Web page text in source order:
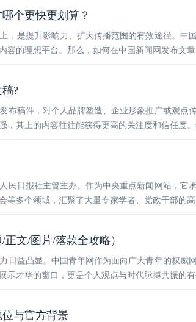
个更快更划算？
，是提升影响力、扩大传播范围的有效途径。中
容的理想平台。那么，如何在中国新闻网发布文
?
布稿件，对个人品牌塑造、企业形象推广或观点
，其上的内容往往能获得更高的关注度和信任度
民日报社主管主办。作为中央重点新闻网站，它
等多个领域，汇聚了大量专家学者、党政干部的
文/图片/落款全攻略）
日益凸显。中国青年网作为面向广大青年的权威
示才华的窗口，更是个人观点与时代脉搏共振的
与官方背景